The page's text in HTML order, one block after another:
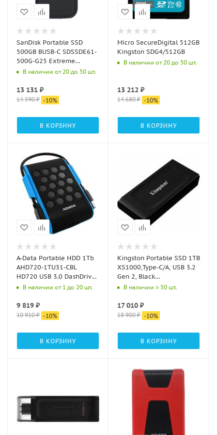
SanDisk Portable SSD
500GB BUSB-C SDSSDE61-
500G-G25 Extreme
Portable V2 1.8" черный
В наличии от 20 до 50 шт.
13 131 ₽
14 590₽ -10%
В КОРЗИНУ
Micro SecureDigital 512GB
Kingston SDG4/512GB
В наличии от 20 до 50 шт.
13 212 ₽
14 680₽ -10%
В КОРЗИНУ
A-Data Portable HDD 1Tb
AHD720-1TU31-CBL
HD720 USB 3.0 DashDrive
Durable (5400rpm) 2.5"
В наличии от 1 до 20 шт.
9 819 ₽
10 910₽ -10%
В КОРЗИНУ
Kingston Portable SSD 1TB
XS1000,Type-C/A, USB 3.2
Gen 2, Black
SXS1000/1000G
В наличии > 50 шт.
17 010 ₽
18 900₽ -10%
В КОРЗИНУ